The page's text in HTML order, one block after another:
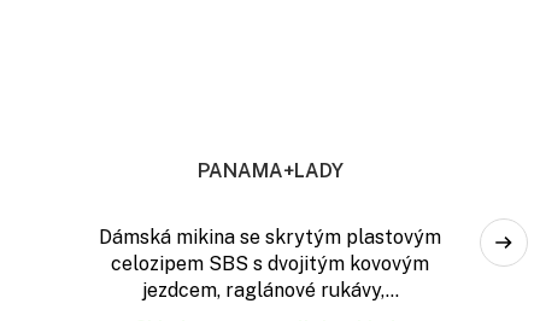
PANAMA+LADY
Dámská mikina se skrytým plastovým
celozipem SBS s dvojitým kovovým
jezdcem, raglánové rukávy,...